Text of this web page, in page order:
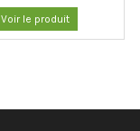
Voir le produit